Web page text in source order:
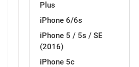
Plus
iPhone 6/6s
iPhone 5 / 5s / SE
(2016)
iPhone 5c